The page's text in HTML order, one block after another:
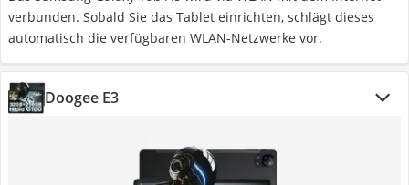
verbunden. Sobald Sie das Tablet einrichten, schlägt dieses
automatisch die verfügbaren WLAN-Netzwerke vor.
Doogee E3